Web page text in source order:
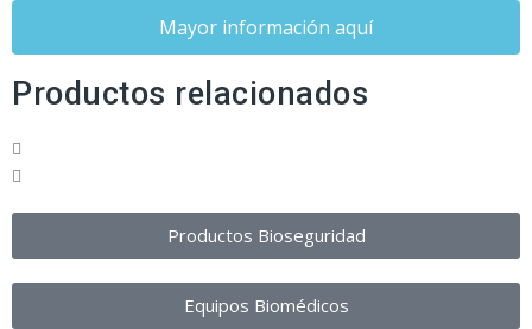
Mayor información aquí
Productos relacionados
Productos Bioseguridad
Equipos Biomédicos